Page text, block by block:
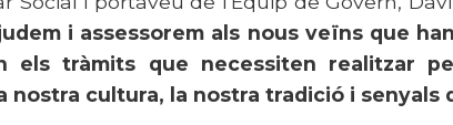
i assessorem als nous veïns que
els tràmits que necessiten realitzar
nostra cultura, la nostra tradició i senyals